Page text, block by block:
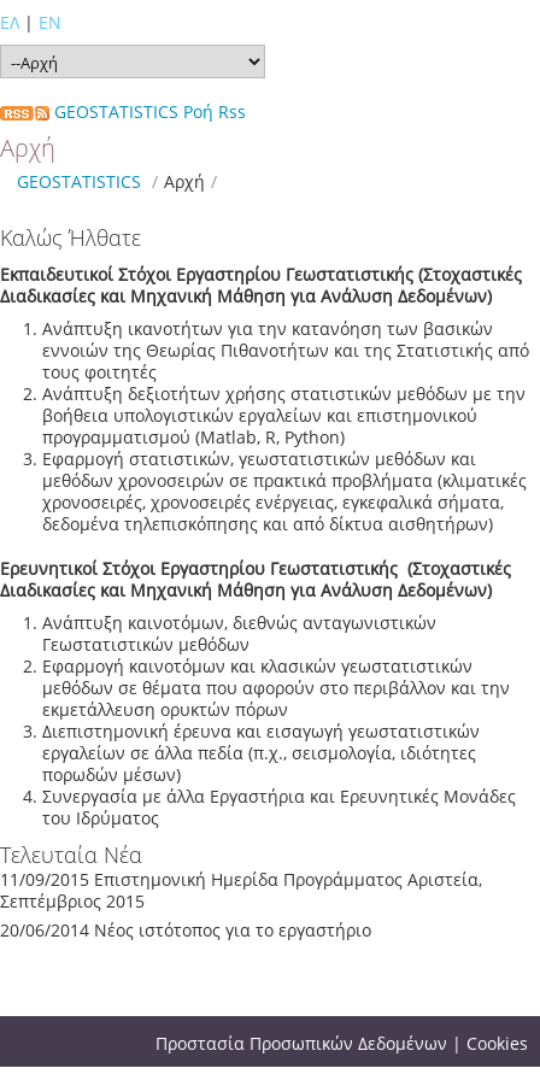
ΕΛ| EN
GEOSTATISTICS Ροή Rss
Αρχή
GEOSTATISTICS / Αρχή /
Καλώς Ήλθατε
Εκπαιδευτικοί Στόχοι Εργαστηρίου Γεωστατιστικής (Στοχαστικές
Διαδικασίες και Μηχανική Μάθηση για Ανάλυση Δεδομένων)
Ανάπτυξη ικανοτήτων για την κατανόηση των βασικών
εννοιών της Θεωρίας Πιθανοτήτων και της Στατιστικής από
τους φοιτητές
Ανάπτυξη δεξιοτήτων χρήσης στατιστικών μεθόδων με την
βοήθεια υπολογιστικών εργαλείων και επιστημονικού
προγραμματισμού (Matlab, R, Python)
Εφαρμογή στατιστικών, γεωστατιστικών μεθόδων και
μεθόδων χρονοσειρών σε πρακτικά προβλήματα (κλιματικές
χρονοσειρές, χρονοσειρές ενέργειας, εγκεφαλικά σήματα,
δεδομένα τηλεπισκόπησης και από δίκτυα αισθητήρων)
Ερευνητικοί Στόχοι Εργαστηρίου Γεωστατιστικής (Στοχαστικές
Διαδικασίες και Μηχανική Μάθηση για Ανάλυση Δεδομένων)
Ανάπτυξη καινοτόμων, διεθνώς ανταγωνιστικών
Γεωστατιστικών μεθόδων
Εφαρμογή καινοτόμων και κλασικών γεωστατιστικών
μεθόδων σε θέματα που αφορούν στο περιβάλλον και την
εκμετάλλευση ορυκτών πόρων
Διεπιστημονική έρευνα και εισαγωγή γεωστατιστικών
εργαλείων σε άλλα πεδία (π.χ., σεισμολογία, ιδιότητες
πορωδών μέσων)
Συνεργασία με άλλα Εργαστήρια και Ερευνητικές Μονάδες
του Ιδρύματος
Τελευταία Νέα
11/09/2015 Επιστημονική Ημερίδα Προγράμματος Αριστεία,
Σεπτέμβριος 2015
20/06/2014 Νέος ιστότοπος για το εργαστήριο
Προστασία Προσωπικών Δεδομένων | Cookies